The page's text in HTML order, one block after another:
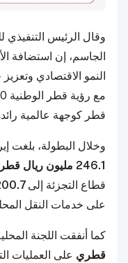
وقال الرئيس التنفيذي
الجاسم، إن استضافة
النمو الاقتصادي
قطر كوجهة عالمية
وخلال البطولة، بلغت
246.1 مليون ريال قطري
قطاع التجزئة إلى200.7 مليون ريال
على خدمات النقل
كما أنفقت اللجنة
قطري على العمليات